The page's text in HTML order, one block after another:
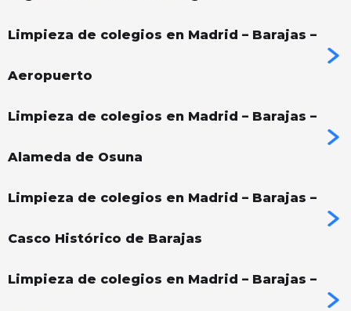
Limpieza de colegios en Madrid – Barajas –
Aeropuerto
Limpieza de colegios en Madrid – Barajas –
Alameda de Osuna
Limpieza de colegios en Madrid – Barajas –
Casco Histórico de Barajas
Limpieza de colegios en Madrid – Barajas –